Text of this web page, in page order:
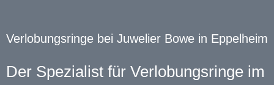
Verlobungsringe bei Juwelier Bowe in Eppelheim
Der Spezialist für Verlobungsringe im